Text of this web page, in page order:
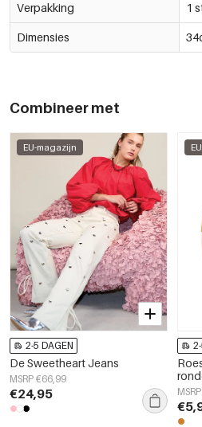
Verpakking 1
Dimensies
Combineer met
EU-magazijn
2-5 DAGEN
De Sweetheart Jeans
MSRP €66,99
€24,95